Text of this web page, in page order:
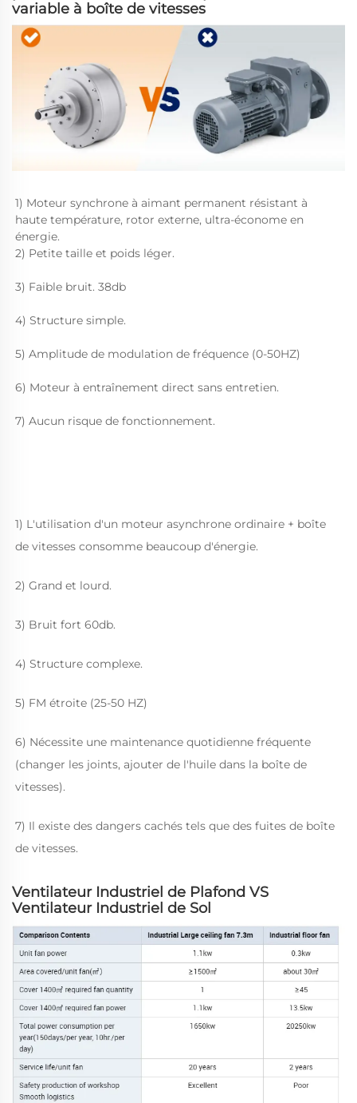
variable à boîte de vitesses
1) Moteur synchrone à aimant permanent résistant à
haute température, rotor externe, ultra-économe en
énergie.
2) Petite taille et poids léger.
3) Faible bruit. 38db
4) Structure simple.
5) Amplitude de modulation de fréquence (0-50HZ)
6) Moteur à entraînement direct sans entretien.
7) Aucun risque de fonctionnement.
1) L'utilisation d'un moteur asynchrone ordinaire + boîte
de vitesses consomme beaucoup d'énergie.
2) Grand et lourd.
3) Bruit fort 60db.
4) Structure complexe.
5) FM étroite (25-50 HZ)
6) Nécessite une maintenance quotidienne fréquente
(changer les joints, ajouter de l'huile dans la boîte de
vitesses).
7) Il existe des dangers cachés tels que des fuites de boîte
de vitesses.
Ventilateur Industriel de Plafond VS
Ventilateur Industriel de Sol